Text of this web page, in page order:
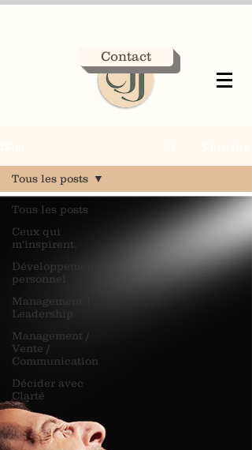
Contact
Tous les posts
Ceux qui
m'inspirent.
Développement
personnel
Management |
Leadership
Management /
Vente /
Communication
Décider avec
Clarté
Tous les posts